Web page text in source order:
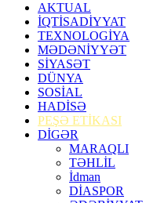
AKTUAL
İQTİSADİYYAT
TEXNOLOGİYA
MƏDƏNİYYƏT
SİYASƏT
DÜNYA
SOSİAL
HADİSƏ
PEŞƏ ETİKASI
DİGƏR
MARAQLI
TƏHLİL
İdman
DİASPOR